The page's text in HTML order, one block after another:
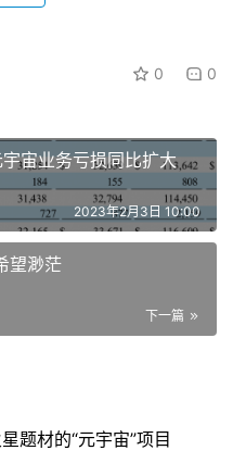
0 0
宙业务亏损同比扩大
2023年2月3日 10:00
望渺茫
下一篇
题材的“元宇宙”项目